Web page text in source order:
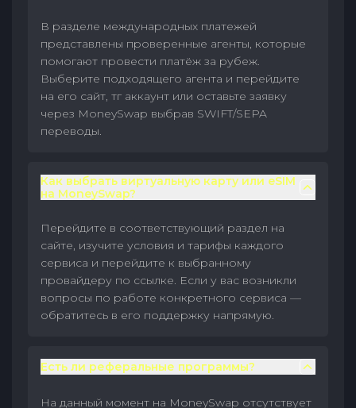
В разделе международных платежей
представлены проверенные агенты, которые
помогают провести платёж за рубеж.
Выберите подходящего агента и перейдите
на его сайт, тг аккаунт или оставьте заявку
через MoneySwap выбрав SWIFT/SEPA
переводы.
Как выбрать виртуальную карту или eSIM
на MoneySwap?
Перейдите в соответствующий раздел на
сайте, изучите условия и тарифы каждого
сервиса и перейдите к выбранному
провайдеру по ссылке. Если у вас возникли
вопросы по работе конкретного сервиса —
обратитесь в его поддержку напрямую.
Есть ли реферальные программы?
На данный момент на MoneySwap отсутствует